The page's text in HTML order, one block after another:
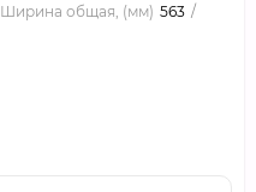
Ширина общая, (мм) 563